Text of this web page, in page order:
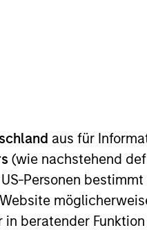
aus für
(wie nachstehend
Personen
beratender
(MSTV). Mr. Zhong
team, focusing on
with J.P. Morgan in
He graduated